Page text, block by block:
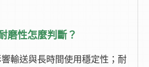
磨性怎麼判斷？
輸送與長時間使用穩定性；耐